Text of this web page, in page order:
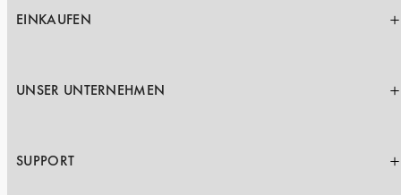
EINKAUFEN
UNSER UNTERNEHMEN
SUPPORT